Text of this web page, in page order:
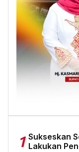
1 Sukseskan
Lakukan